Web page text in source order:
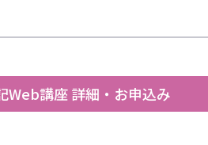
Web講座 詳細・お申込み